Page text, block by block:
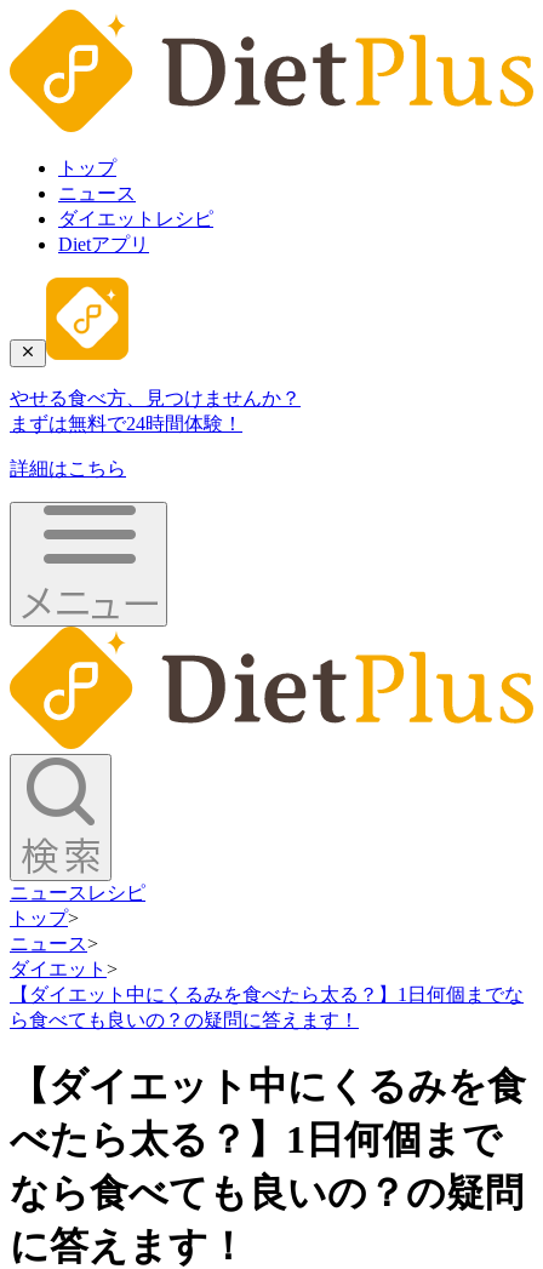
トップ
ニュース
ダイエットレシピ
Dietアプリ
やせる食べ方、見つけませんか？
まずは無料で24時間体験！
詳細はこちら
ニュース レシピ
トップ>
ニュース>
ダイエット >
【ダイエット中にくるみを食べたら太る？】1日何個までな
ら食べても良いの？の疑問に答えます！
【ダイエット中にくるみを食
べたら太る？】1日何個まで
なら食べても良いの？の疑問
に答えます！